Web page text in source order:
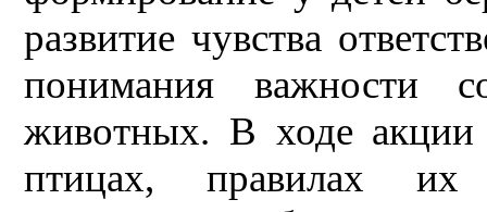
развитие чувства
понимания важности
животных. В ходе акции
птицах, правилах